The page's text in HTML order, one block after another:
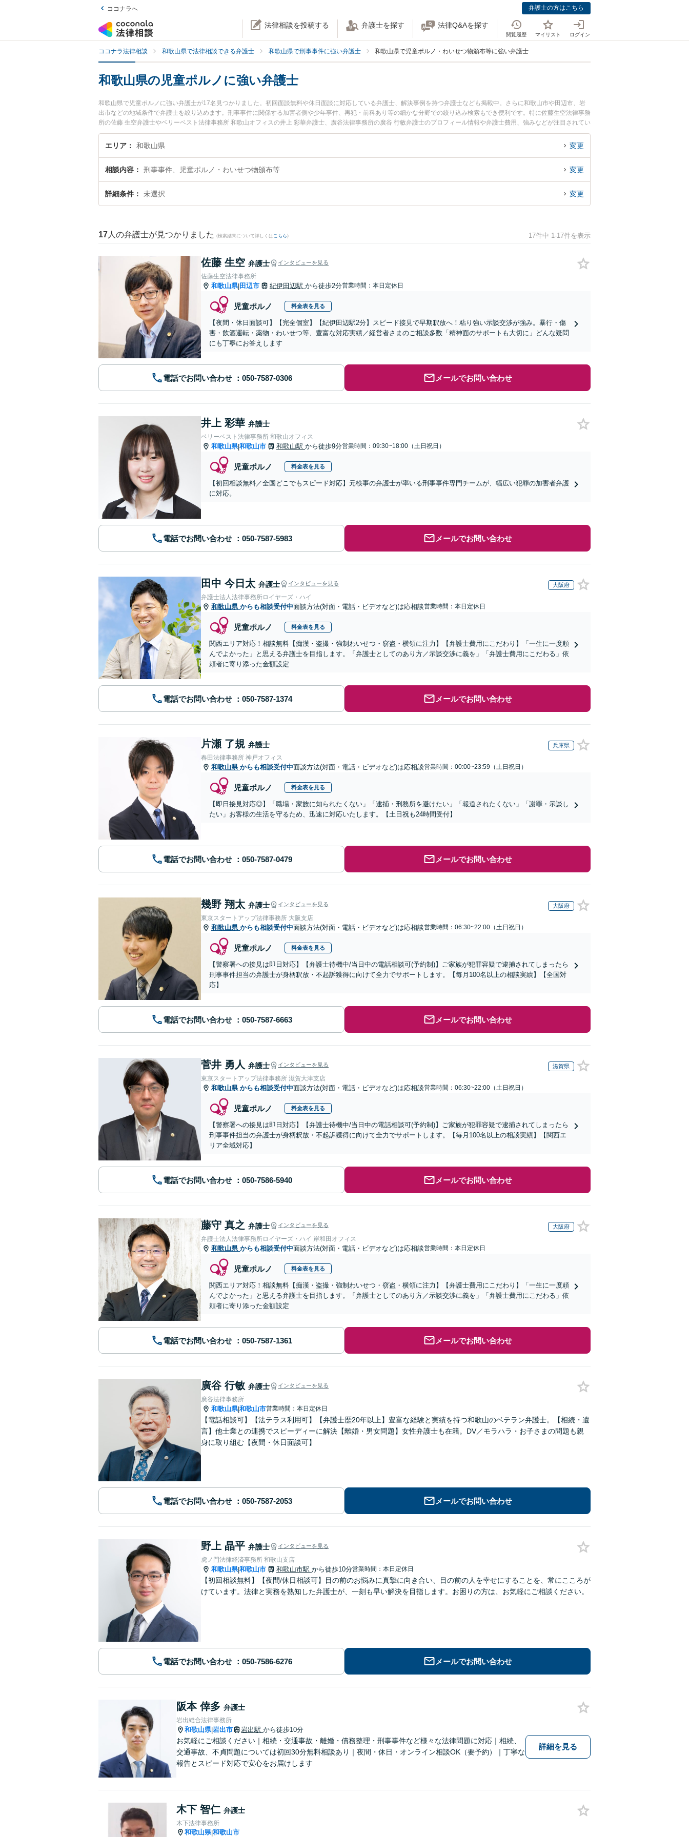
ココナラへ 弁護士の方はこちら
法律相談を投稿する 弁護士を探す 法律Q&Aを探す
閲覧履歴 マイリスト ログイン
ココナラ法律相談 和歌山県で法律相談できる弁護士 和歌山県で刑事事件に強い弁護士 和歌山県で児童ポルノ・わいせつ物頒布等に強い弁護士
和歌山県の児童ポルノに強い弁護士
和歌山県で児童ポルノに強い弁護士が17名見つかりました。初回面談無料や休日面談に対応している弁護士、解決事例を持つ弁護士なども掲載中。さらに和歌山市や田辺市、岩
出市などの地域条件で弁護士を絞り込めます。刑事事件に関係する加害者側や少年事件、再犯・前科あり等の細かな分野での絞り込み検索もでき便利です。特に佐藤生空法律事務
所の佐藤 生空弁護士やベリーベスト法律事務所 和歌山オフィスの井上 彩華弁護士、廣谷法律事務所の廣谷 行敏弁護士のプロフィール情報や弁護士費用、強みなどが注目されてい
ます。『和歌山県で土日や夜間に発生した児童ポルノのトラブルを今すぐに弁護士に相談したい』『児童ポルノのトラブル解決の実績豊富な近くの弁護士を検索したい』『初回相
談無料で児童ポルノを法律相談できる和歌山県内の弁護士に相談予約したい』などでお困りの相談者さんにおすすめです。
エリア 和歌山県 変更
相談内容 刑事事件、児童ポルノ・わいせつ物頒布等 変更
詳細条件 未選択 変更
17 人の弁護士が見つかりました (検索結果について詳しくは こちら) 17件中 1-17件を表示
佐藤 生空 弁護士 インタビューを見る
佐藤生空法律事務所
和歌山県|田辺市 紀伊田辺駅 から徒歩2分営業時間：本日定休日
児童ポルノ 料金表を見る
【夜間・休日面談可】【完全個室】【紀伊田辺駅2分】スピード接見で早期釈放へ！粘り強い示談交渉が強み。暴行・傷
害・飲酒運転・薬物・わいせつ等、豊富な対応実績／経営者さまのご相談多数「精神面のサポートも大切に」どんな疑問
にも丁寧にお答えします
電話でお問い合わせ メールでお問い合わせ
井上 彩華 弁護士
ベリーベスト法律事務所 和歌山オフィス
和歌山県|和歌山市 和歌山駅 から徒歩9分営業時間：09:30~18:00（土日祝日）
児童ポルノ 料金表を見る
【初回相談無料／全国どこでもスピード対応】元検事の弁護士が率いる刑事事件専門チームが、幅広い犯罪の加害者弁護
に対応。
電話でお問い合わせ メールでお問い合わせ
田中 今日太 弁護士 インタビューを見る 大阪府
弁護士法人法律事務所ロイヤーズ・ハイ
和歌山県 からも相談受付中面談方法(対面・電話・ビデオなど)は応相談営業時間：本日定休日
児童ポルノ 料金表を見る
関西エリア対応！相談無料【痴漢・盗撮・強制わいせつ・窃盗・横領に注力】【弁護士費用にこだわり】「一生に一度頼
んでよかった」と思える弁護士を目指します。「弁護士としてのあり方／示談交渉に義を」「弁護士費用にこだわる」依
頼者に寄り添った金額設定
電話でお問い合わせ メールでお問い合わせ
片瀬 了規 弁護士 兵庫県
春田法律事務所 神戸オフィス
和歌山県 からも相談受付中面談方法(対面・電話・ビデオなど)は応相談営業時間：00:00~23:59（土日祝日）
児童ポルノ 料金表を見る
【即日接見対応◎】「職場・家族に知られたくない」「逮捕・刑務所を避けたい」「報道されたくない」「謝罪・示談し
たい」お客様の生活を守るため、迅速に対応いたします。【土日祝も24時間受付】
電話でお問い合わせ メールでお問い合わせ
幾野 翔太 弁護士 インタビューを見る 大阪府
東京スタートアップ法律事務所 大阪支店
和歌山県 からも相談受付中面談方法(対面・電話・ビデオなど)は応相談営業時間：06:30~22:00（土日祝日）
児童ポルノ 料金表を見る
【警察署への接見は即日対応】【弁護士待機中/当日中の電話相談可(予約制)】ご家族が犯罪容疑で逮捕されてしまったら
刑事事件担当の弁護士が身柄釈放・不起訴獲得に向けて全力でサポートします。【毎月100名以上の相談実績】【全国対
応】
電話でお問い合わせ メールでお問い合わせ
菅井 勇人 弁護士 インタビューを見る 滋賀県
東京スタートアップ法律事務所 滋賀大津支店
和歌山県 からも相談受付中面談方法(対面・電話・ビデオなど)は応相談営業時間：06:30~22:00（土日祝日）
児童ポルノ 料金表を見る
【警察署への接見は即日対応】【弁護士待機中/当日中の電話相談可(予約制)】ご家族が犯罪容疑で逮捕されてしまったら
刑事事件担当の弁護士が身柄釈放・不起訴獲得に向けて全力でサポートします。【毎月100名以上の相談実績】【関西エ
リア全域対応】
電話でお問い合わせ メールでお問い合わせ
藤守 真之 弁護士 インタビューを見る 大阪府
弁護士法人法律事務所ロイヤーズ・ハイ 岸和田オフィス
和歌山県 からも相談受付中面談方法(対面・電話・ビデオなど)は応相談営業時間：本日定休日
児童ポルノ 料金表を見る
関西エリア対応！相談無料【痴漢・盗撮・強制わいせつ・窃盗・横領に注力】【弁護士費用にこだわり】「一生に一度頼
んでよかった」と思える弁護士を目指します。「弁護士としてのあり方／示談交渉に義を」「弁護士費用にこだわる」依
頼者に寄り添った金額設定
電話でお問い合わせ メールでお問い合わせ
廣谷 行敏 弁護士 インタビューを見る
廣谷法律事務所
和歌山県|和歌山市営業時間：本日定休日
【電話相談可】【法テラス利用可】【弁護士歴20年以上】豊富な経験と実績を持つ和歌山のベテラン弁護士。【相続・遺
言】他士業との連携でスピーディーに解決【離婚・男女問題】女性弁護士も在籍。DV／モラハラ・お子さまの問題も親
身に取り組む【夜間・休日面談可】
電話でお問い合わせ メールでお問い合わせ
野上 晶平 弁護士 インタビューを見る
虎ノ門法律経済事務所 和歌山支店
和歌山県|和歌山市 和歌山市駅 から徒歩10分営業時間：本日定休日
【初回相談無料】【夜間/休日相談可】目の前のお悩みに真摯に向き合い、目の前の人を幸せにすることを、常にこころが
けています。法律と実務を熟知した弁護士が、一刻も早い解決を目指します。お困りの方は、お気軽にご相談ください。
電話でお問い合わせ メールでお問い合わせ
阪本 倖多 弁護士
岩出総合法律事務所
和歌山県|岩出市 岩出駅 から徒歩10分
お気軽にご相談ください｜相続・交通事故・離婚・債務整理・刑事事件など様々な法律問題に対応｜相続、
交通事故、不貞問題については初回30分無料相談あり｜夜間・休日・オンライン相談OK（要予約）｜丁寧な
報告とスピード対応で安心をお届けします
詳細を見る
木下 智仁 弁護士
木下法律事務所
和歌山県|和歌山市